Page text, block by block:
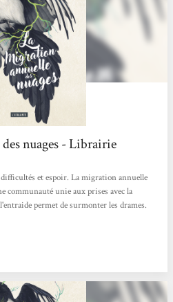
nuages - Librairie
et espoir. La migration annuelle
communauté unie aux prises avec la
permet de surmonter les drames.